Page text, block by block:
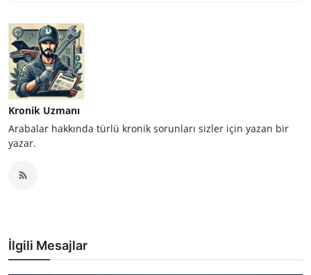
Kronik Uzmanı
Arabalar hakkında türlü kronik sorunları sizler için yazan bir
yazar.
İlgili Mesajlar